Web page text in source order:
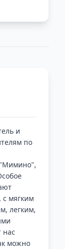
и
по
с мягким
легким,
нас
можно